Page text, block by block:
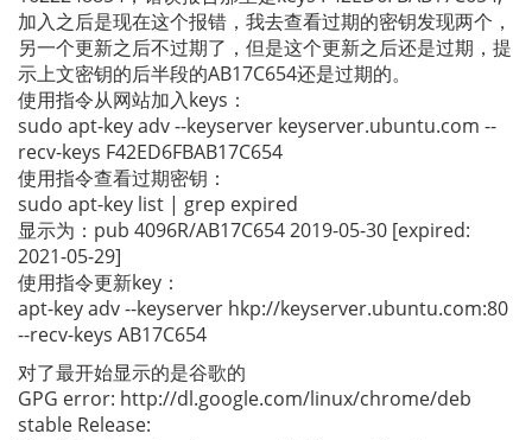
加入之后是现在这个报错，我去查看过期的密钥发现两个，
另一个更新之后不过期了，但是这个更新之后还是过期，提
示上文密钥的后半段的AB17C654还是过期的。
使用指令从网站加入keys：
sudo apt-key adv --keyserver keyserver.ubuntu.com --
recv-keys F42ED6FBAB17C654
使用指令查看过期密钥：
sudo apt-key list | grep expired
显示为：pub 4096R/AB17C654 2019-05-30 [expired:
2021-05-29]
使用指令更新key：
apt-key adv --keyserver hkp://keyserver.ubuntu.com:80
--recv-keys AB17C654
对了最开始显示的是谷歌的
GPG error: http://dl.google.com/linux/chrome/deb
stable Release: